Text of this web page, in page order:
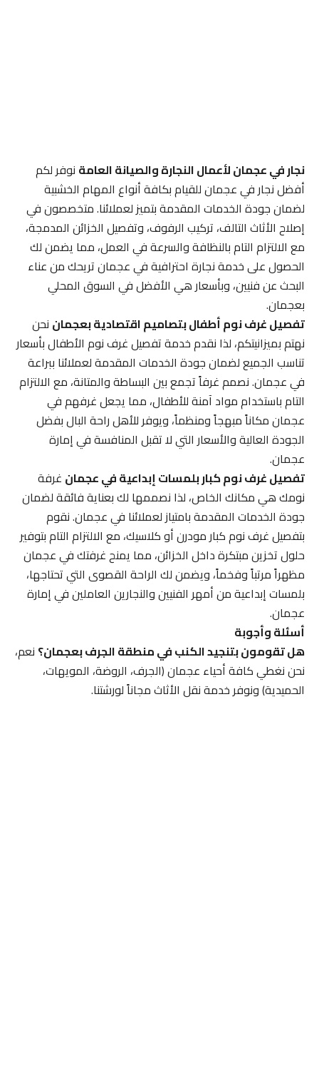
نجار في عجمان لأعمال النجارة والصيانة العامةنوفر لكم
أفضل نجار في عجمان للقيام بكافة أنواع المهام الخشبية
لضمان جودة الخدمات المقدمة بتميز لعملائنا. متخصصون في
إصلاح الأثاث التالف، تركيب الرفوف، وتفصيل الخزائن المدمجة،
مع الالتزام التام بالنظافة والسرعة في العمل، مما يضمن لك
الحصول على خدمة نجارة احترافية في عجمان تريحك من عناء
البحث عن فنيين، وبأسعار هي الأفضل في السوق المحلي
بعجمان.
تفصيل غرف نوم أطفال بتصاميم اقتصادية بعجماننحن
نهتم بميزانيتكم، لذا نقدم خدمة تفصيل غرف نوم الأطفال بأسعار
تناسب الجميع لضمان جودة الخدمات المقدمة لعملائنا ببراعة
في عجمان. نصمم غرفاً تجمع بين البساطة والمتانة، مع الالتزام
التام باستخدام مواد آمنة للأطفال، مما يجعل غرفهم في
عجمان مكاناً مبهجاً ومنظماً، ويوفر للأهل راحة البال بفضل
الجودة العالية والأسعار التي لا تقبل المنافسة في إمارة
عجمان.
تفصيل غرف نوم كبار بلمسات إبداعية في عجمانغرفة
نومك هي مكانك الخاص، لذا نصممها لك بعناية فائقة لضمان
جودة الخدمات المقدمة بامتياز لعملائنا في عجمان. نقوم
بتفصيل غرف نوم كبار مودرن أو كلاسيك، مع الالتزام التام بتوفير
حلول تخزين مبتكرة داخل الخزائن، مما يمنح غرفتك في عجمان
مظهراً مرتباً وفخماً، ويضمن لك الراحة القصوى التي تحتاجها،
بلمسات إبداعية من أمهر الفنيين والنجارين العاملين في إمارة
عجمان.
أسئلة وأجوبة
هل تقومون بتنجيد الكنب في منطقة الجرف بعجمان؟نعم،
نحن نغطي كافة أحياء عجمان (الجرف، الروضة، المويهات،
الحميدية) ونوفر خدمة نقل الأثاث مجاناً لورشتنا.